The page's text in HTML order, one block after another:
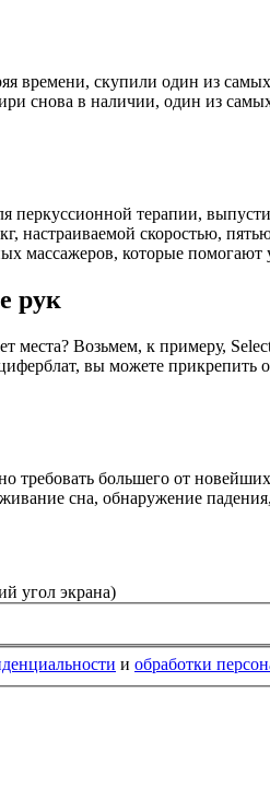
времени, скупили один из
снова в наличии, один из
перкуссионной терапии,
настраиваемой скоростью,
массажеров, которые
рук
места? Возьмем, к примеру,
вы можете
требовать большего от
сна, обнаружение
угол экрана)
и обработки